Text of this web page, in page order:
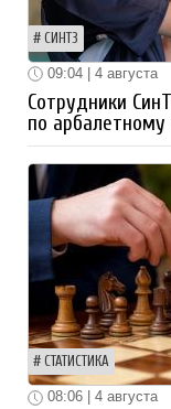
СИНТЗ
09:04 | 4 августа
Сотрудники
по арбалетному
СТАТИСТИКА
08:06 | 4 августа